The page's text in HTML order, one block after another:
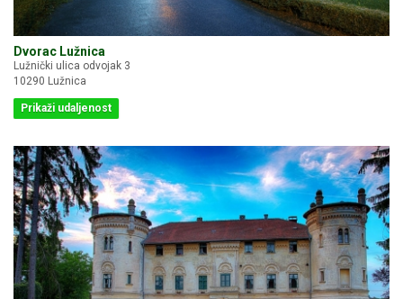
Dvorac Lužnica
Lužnički ulica odvojak 3
10290 Lužnica
Prikaži udaljenost